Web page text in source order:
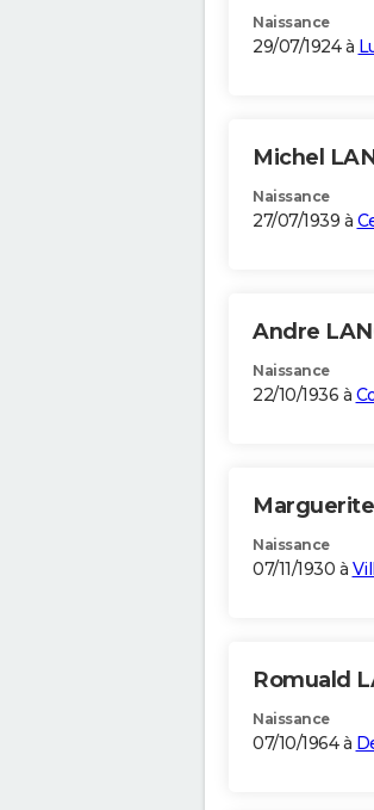
Naissance
29/07/1924 à
Michel
Naissance
27/07/1939 à
Andre
Naissance
22/10/1936 à
Naissance
07/11/1930 à
Romuald
Naissance
07/10/1964 à